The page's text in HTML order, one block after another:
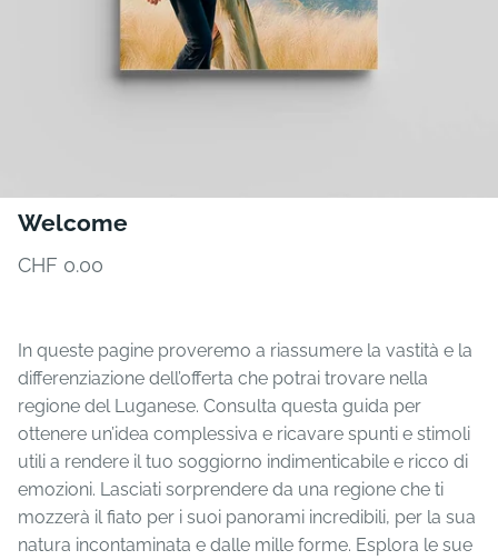
Welcome
CHF 0.00
In queste pagine proveremo a riassumere la vastità e la
differenziazione dell’offerta che potrai trovare nella
regione del Luganese. Consulta questa guida per
ottenere un’idea complessiva e ricavare spunti e stimoli
utili a rendere il tuo soggiorno indimenticabile e ricco di
emozioni. Lasciati sorprendere da una regione che ti
mozzerà il fiato per i suoi panorami incredibili, per la sua
natura incontaminata e dalle mille forme. Esplora le sue